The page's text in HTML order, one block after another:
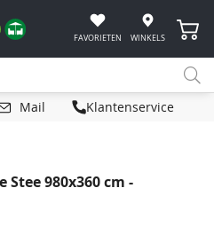
FAVORIETEN WINKELS
Mail Klantenservice
980x360 cm -